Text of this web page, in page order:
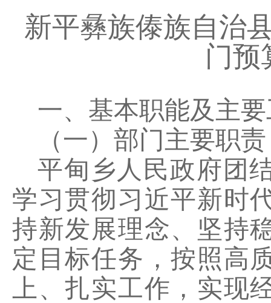
新平彝族傣族自治
门预
一、基本职能及主
（一）部门主要职责
平甸乡人民政府团
学习贯彻习近平新时
持新发展理念、坚持
定目标任务，按照高
上、扎实工作，实现